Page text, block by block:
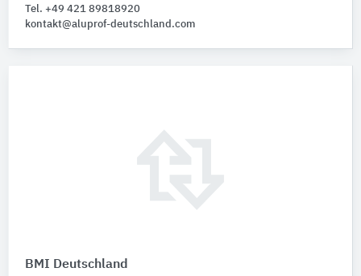
Tel. +49 421 89818920
kontakt@aluprof-deutschland.com
BMI Deutschland